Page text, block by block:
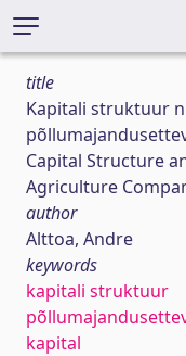
title
Kapitali struktuur
Capital Structure
Agriculture
author
Alttoa, Andre
keywords
kapitali struktuur
kapital